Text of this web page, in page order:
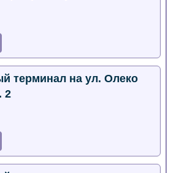
терминал на ул. Олеко
2